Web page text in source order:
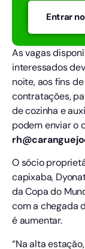
Entrar
As vagas
interessados
noite, aos fins
contratações,
de cozinha e
podem enviar o
O sócio
capixaba,
da Copa do
com a chegada
é aumentar.
“Na alta